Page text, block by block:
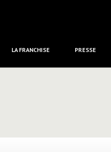
LAFRANCHISE PRESSE